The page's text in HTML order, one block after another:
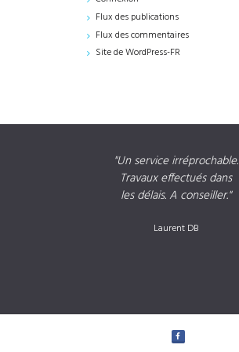
Flux des publications
Flux des commentaires
Site de WordPress-FR
Un service irréprochable.
Travaux effectués dans
les délais. A conseiller.
Laurent DB